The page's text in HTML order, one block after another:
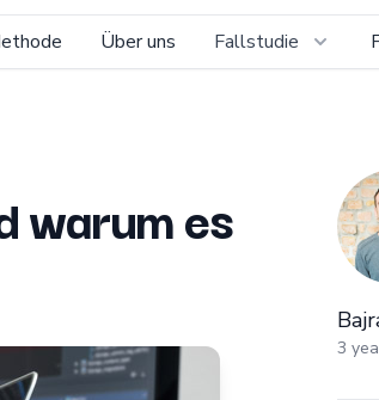
Über uns Fallstudie
warum es
3